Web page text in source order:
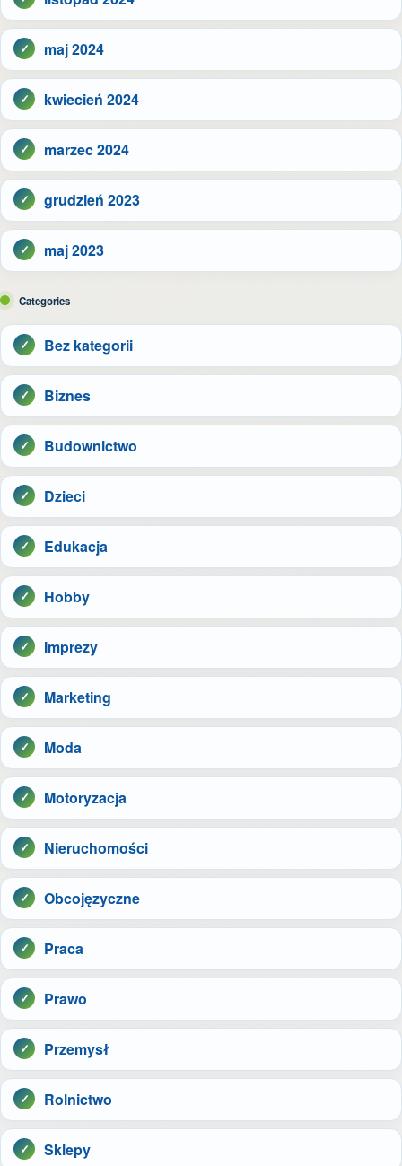
maj 2024
kwiecień 2024
marzec 2024
grudzień 2023
maj 2023
Categories
Bez kategorii
Biznes
Budownictwo
Dzieci
Edukacja
Hobby
Imprezy
Marketing
Moda
Motoryzacja
Nieruchomości
Obcojęzyczne
Praca
Prawo
Przemysł
Rolnictwo
Sklepy